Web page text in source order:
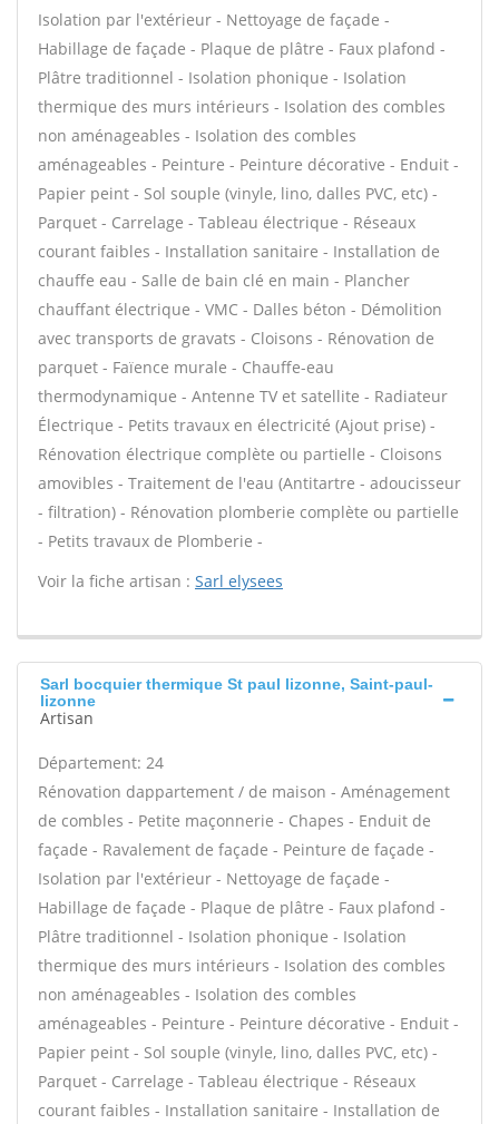
Isolation par l'extérieur - Nettoyage de façade -
Habillage de façade - Plaque de plâtre - Faux plafond -
Plâtre traditionnel - Isolation phonique - Isolation
thermique des murs intérieurs - Isolation des combles
non aménageables - Isolation des combles
aménageables - Peinture - Peinture décorative - Enduit -
Papier peint - Sol souple (vinyle, lino, dalles PVC, etc) -
Parquet - Carrelage - Tableau électrique - Réseaux
courant faibles - Installation sanitaire - Installation de
chauffe eau - Salle de bain clé en main - Plancher
chauffant électrique - VMC - Dalles béton - Démolition
avec transports de gravats - Cloisons - Rénovation de
parquet - Faïence murale - Chauffe-eau
thermodynamique - Antenne TV et satellite - Radiateur
Électrique - Petits travaux en électricité (Ajout prise) -
Rénovation électrique complète ou partielle - Cloisons
amovibles - Traitement de l'eau (Antitartre - adoucisseur
- filtration) - Rénovation plomberie complète ou partielle
- Petits travaux de Plomberie -
Voir la fiche artisan : Sarl elysees
Sarl bocquier thermique St paul lizonne, Saint-paul-
lizonne
Artisan
Département: 24
Rénovation dappartement / de maison - Aménagement
de combles - Petite maçonnerie - Chapes - Enduit de
façade - Ravalement de façade - Peinture de façade -
Isolation par l'extérieur - Nettoyage de façade -
Habillage de façade - Plaque de plâtre - Faux plafond -
Plâtre traditionnel - Isolation phonique - Isolation
thermique des murs intérieurs - Isolation des combles
non aménageables - Isolation des combles
aménageables - Peinture - Peinture décorative - Enduit -
Papier peint - Sol souple (vinyle, lino, dalles PVC, etc) -
Parquet - Carrelage - Tableau électrique - Réseaux
courant faibles - Installation sanitaire - Installation de